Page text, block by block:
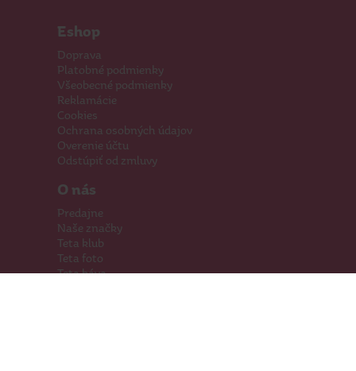
Eshop
Doprava
Platobné podmienky
Všeobecné podmienky
Reklamácie
Cookies
Ochrana osobných údajov
Overenie účtu
Odstúpiť od zmluvy
O nás
Predajne
Naše značky
Teta klub
Teta foto
Teta káva